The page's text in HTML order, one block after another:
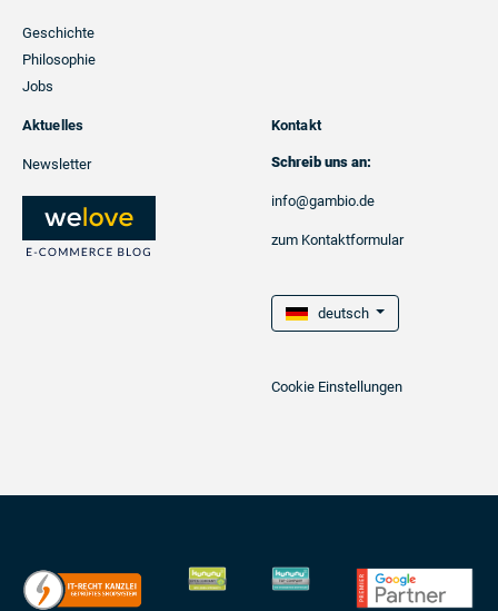
Geschichte
Philosophie
Jobs
Aktuelles
Newsletter
Kontakt
Schreib uns an:
info@gambio.de
zum Kontaktformular
deutsch
Cookie Einstellungen